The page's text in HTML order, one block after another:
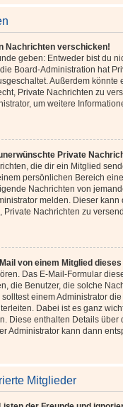
Nachrichten verschicken!
geben: Entweder bist du
Board-Administration hat
Außerdem könnte
Private Nachrichten zu
um weitere
Private
die dir ein Mitglied
persönlichen Bereich
Nachrichten von
melden. Dieser kann
Private Nachrichten zu
von einem Mitglied
Das E-Mail-Formular
die Benutzer, die solche
einem Administrator
Dabei ist es ganz
Diese enthalten Details über
Administrator kann dann
Mitglieder